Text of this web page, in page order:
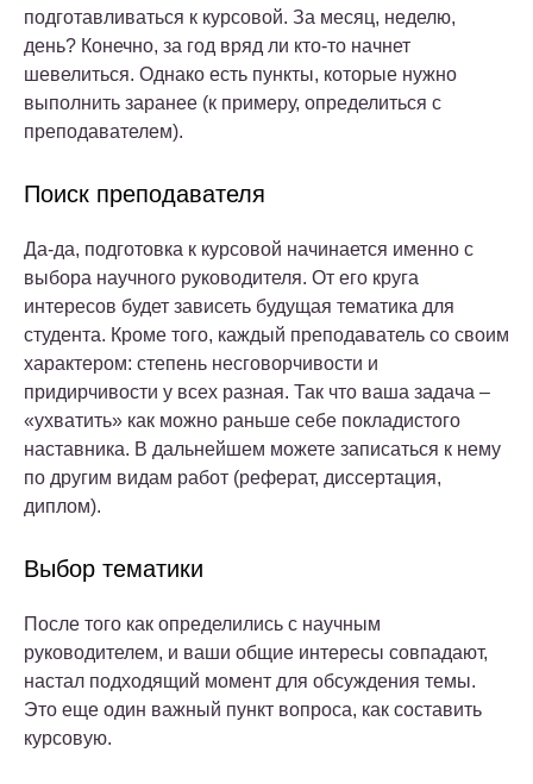
подготавливаться к курсовой. За месяц, неделю,
день? Конечно, за год вряд ли кто-то начнет
шевелиться. Однако есть пункты, которые нужно
выполнить заранее (к примеру, определиться с
преподавателем).
Поиск преподавателя
Да-да, подготовка к курсовой начинается именно с
выбора научного руководителя. От его круга
интересов будет зависеть будущая тематика для
студента. Кроме того, каждый преподаватель со своим
характером: степень несговорчивости и
придирчивости у всех разная. Так что ваша задача –
«ухватить» как можно раньше себе покладистого
наставника. В дальнейшем можете записаться к нему
по другим видам работ (реферат, диссертация,
диплом).
Выбор тематики
После того как определились с научным
руководителем, и ваши общие интересы совпадают,
настал подходящий момент для обсуждения темы.
Это еще один важный пункт вопроса, как составить
курсовую.